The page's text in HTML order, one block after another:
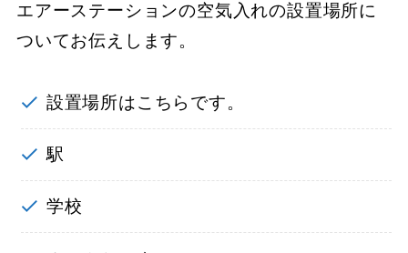
エアーステーションの空気入れの設置場所に
ついてお伝えします。
設置場所はこちらです。
駅
学校